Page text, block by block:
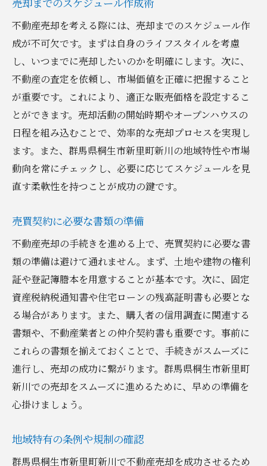
不動産売却を考える際には、売却までのスケジュール作
成が不可欠です。まずは自身のライフスタイルを考慮
し、いつまでに売却したいのかを明確にします。次に、
不動産の査定を依頼し、市場価値を正確に把握すること
が重要です。これにより、適正な販売価格を設定するこ
とができます。売却活動の開始時期やオープンハウスの
日程を組み込むことで、効率的な売却プロセスを実現し
ます。また、群馬県桐生市新里町新川の地域特性や市場
動向を常にチェックし、必要に応じてスケジュールを見
直す柔軟性を持つことが成功の鍵です。
売買契約に必要な書類の準備
不動産売却の手続きを進める上で、売買契約に必要な書
類の準備は避けて通れません。まず、土地や建物の権利
証や登記簿謄本を用意することが基本です。次に、固定
資産税納税通知書や住宅ローンの残高証明書も必要とな
る場合があります。また、購入者の信用調査に関連する
書類や、不動産業者との仲介契約書も重要です。事前に
これらの書類を揃えておくことで、手続きがスムーズに
進行し、売却の成功に繋がります。群馬県桐生市新里町
新川での売却をスムーズに進めるために、早めの準備を
心掛けましょう。
地域特有の条例や規制の確認
群馬県桐生市新里町新川で不動産売却を成功させるため